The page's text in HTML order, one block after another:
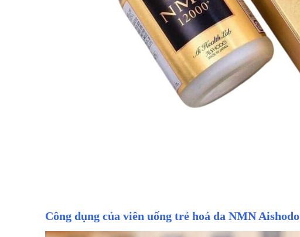
Công dụng của viên uống trẻ hoá da NMN Aishodo